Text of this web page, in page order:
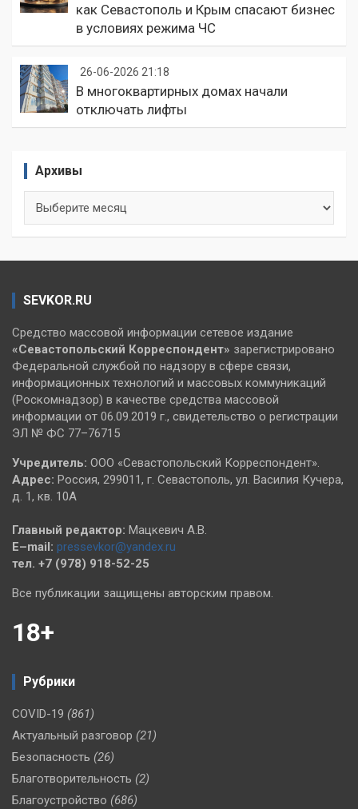
как Севастополь и Крым спасают бизнес
в условиях режима ЧС
26-06-2026 21:18
В многоквартирных домах начали
отключать лифты
Архивы
SEVKOR.RU
Средство массовой информации сетевое издание
«Севастопольский Корреспондент» зарегистрировано
Федеральной службой по надзору в сфере связи,
информационных технологий и массовых коммуникаций
(Роскомнадзор) в качестве средства массовой
информации от 06.09.2019 г., свидетельство о регистрации
ЭЛ № ФС 77–76715
Учредитель: ООО «Севастопольский Корреспондент».
Адрес: Россия, 299011, г. Севастополь, ул. Василия Кучера,
д. 1, кв. 10А
Главный редактор: Мацкевич А.В.
E–mail: pressevkor@yandex.ru
тел. +7 (978) 918-52-25
Все публикации защищены авторским правом.
18+
Рубрики
COVID-19 (861)
Актуальный разговор (21)
Безопасность (26)
Благотворительность (2)
Благоустройство (686)